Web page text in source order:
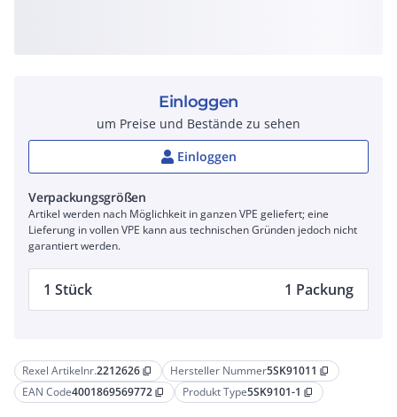
Rexel Artikelnr.2212626 content_copy Hersteller Nummer5SK91011 content_copy
EAN Code4001869569772 content_copy Produkt Type5SK9101-1 content_copy
Einloggen
um Preise und Bestände zu sehen
Einloggen
Verpackungsgrößen
Artikel werden nach Möglichkeit in ganzen VPE geliefert; eine
Lieferung in vollen VPE kann aus technischen Gründen jedoch nicht
garantiert werden.
1 Stück 1 Packung